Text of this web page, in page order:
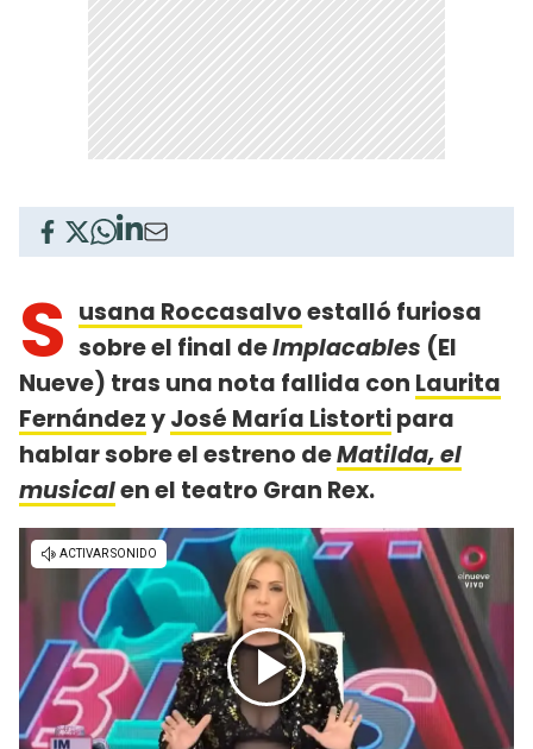
S usana Roccasalvoestalló furiosa
sobre el final deImplacables (El
Nueve) tras una nota fallida con Laurita
FernándezyJosé María Listortipara
hablar sobre el estreno deMatilda, el
musicalen el teatro Gran Rex.